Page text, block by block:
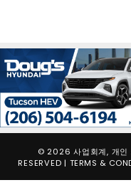
© 2026 사업회계, 개인
RESERVED | TERMS &